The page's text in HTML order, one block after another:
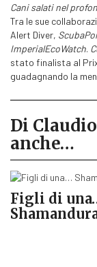
Cani salati nel
Tra le sue
Alert Diver,
ImperialEco­Watch.
stato finalista al
guadagnando la
Di
anche…
Figli di